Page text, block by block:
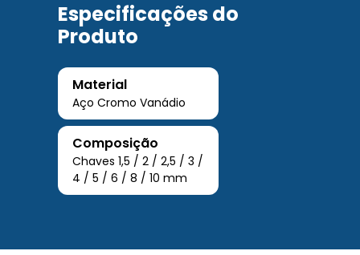
Especificações do
Produto
Material
Aço Cromo Vanádio
Composição
Chaves 1,5 / 2 / 2,5 / 3 /
4 / 5 / 6 / 8 / 10 mm